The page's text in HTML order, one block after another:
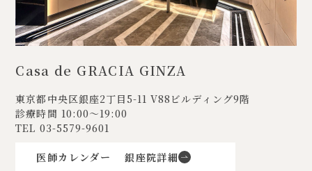
Casa de GRACIA GINZA
東京都中央区銀座2丁目5-11V88ビルディング9階
診療時間 10:00〜19:00
TEL 03-5579-9601
医師カレンダー 銀座院詳細